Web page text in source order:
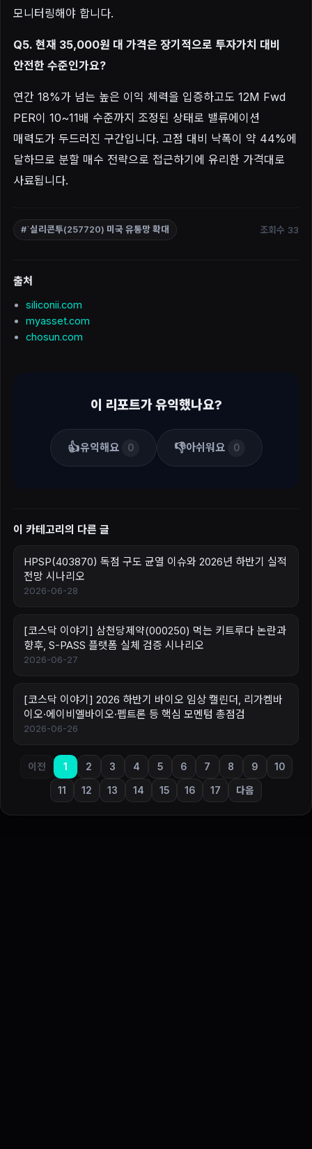
모니터링해야 합니다.
Q5. 현재 35,000원 대 가격은 장기적으로 투자가치 대비
안전한 수준인가요?
연간 18%가 넘는 높은 이익 체력을 입증하고도 12M Fwd
PER이 10~11배 수준까지 조정된 상태로 밸류에이션
매력도가 두드러진 구간입니다. 고점 대비 낙폭이 약 44%에
달하므로 분할 매수 전략으로 접근하기에 유리한 가격대로
사료됩니다.
#`실리콘투(257720) 미국 유통망 확대 조회수 33
출처
siliconii.com
myasset.com
chosun.com
이 리포트가 유익했나요?
👍유익해요 0 👎아쉬워요 0
이 카테고리의 다른 글
HPSP(403870) 독점 구도 균열 이슈와 2026년 하반기 실적
전망 시나리오
2026-06-28
[코스닥 이야기] 삼천당제약(000250) 먹는 키트루다 논란과
향후, S-PASS 플랫폼 실체 검증 시나리오
2026-06-27
[코스닥 이야기] 2026 하반기 바이오 임상 캘린더, 리가켐바
이오·에이비엘바이오·펩트론 등 핵심 모멘텀 총점검
2026-06-26
이전 1 2 3 4 5 6 7 8 9 10
11 12 13 14 15 16 17 다음